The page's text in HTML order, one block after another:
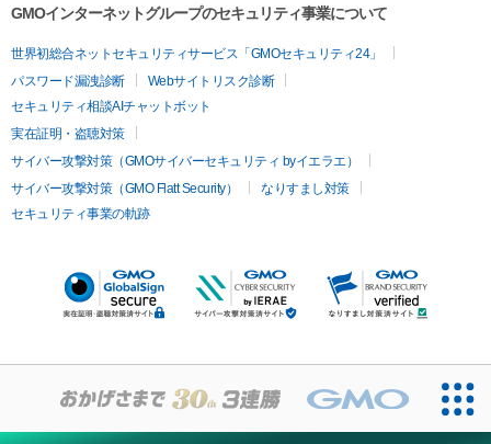
GMOインターネットグループのセキュリティ事業について
世界初総合ネットセキュリティサービス「GMOセキュリティ24」
パスワード漏洩診断
Webサイトリスク診断
セキュリティ相談AIチャットボット
実在証明・盗聴対策
サイバー攻撃対策（GMOサイバーセキュリティ byイエラエ）
サイバー攻撃対策（GMO Flatt Security）
なりすまし対策
セキュリティ事業の軌跡